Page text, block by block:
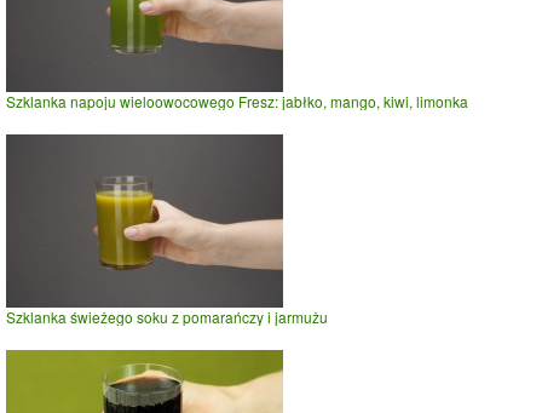
Szklanka napoju wieloowocowego Fresz: jabłko, mango, kiwi, limonka
Szklanka świeżego soku z pomarańczy i jarmużu